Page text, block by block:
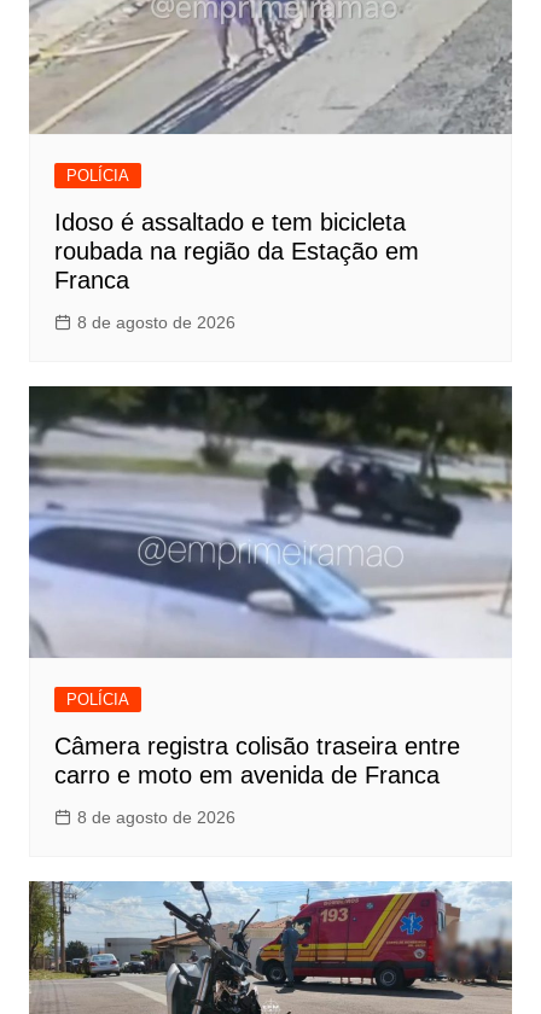
POLÍCIA
Idoso é assaltado e tem bicicleta
roubada na região da Estação em
Franca
8 de agosto de 2026
POLÍCIA
Câmera registra colisão traseira entre
carro e moto em avenida de Franca
8 de agosto de 2026